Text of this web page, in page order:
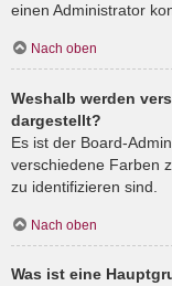
einen Administrator
Nach oben
Weshalb werden
dargestellt?
Es ist der Board-
verschiedene Farben
zu identifizieren sind.
Nach oben
Was ist eine